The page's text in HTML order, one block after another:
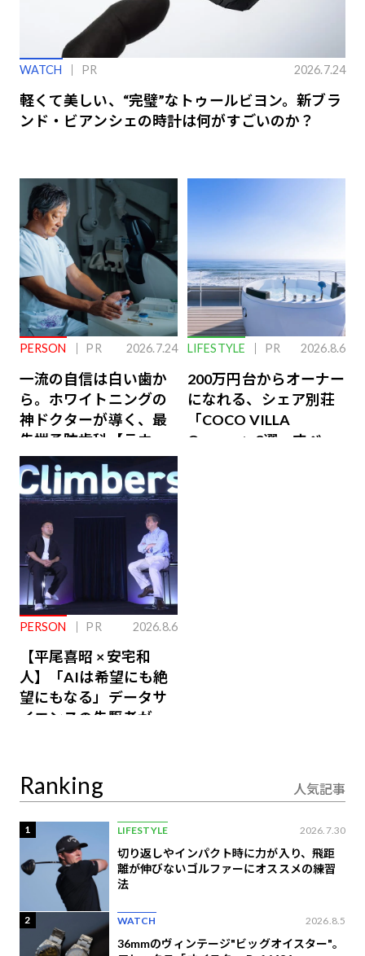
WATCH PR 2026.7.24
軽くて美しい、“完璧”なトゥールビヨン。新ブラ
ンド・ビアンシェの時計は何がすごいのか？
PERSON PR 2026.7.24
一流の自信は白い歯か
ら。ホワイトニングの
神ドクターが導く、最
先端予防歯科【ラウン
ジ会員特典あり】
LIFESTYLE PR 2026.8.6
200万円台からオーナー
になれる、シェア別荘
「COCO VILLA
Owners」3選。すべて
PERSON PR 2026.8.6
【平尾喜昭 × 安宅和
人】「AIは希望にも絶
望にもなる」データサ
イエンスの先駆者が語
Ranking 人気記事
1 LIFESTYLE 2026.7.30
切り返しやインパクト時に力が入り、飛距
離が伸びないゴルファーにオススメの練習
法
2 WATCH 2026.8.5
36mmのヴィンテージ"ビッグオイスター"。